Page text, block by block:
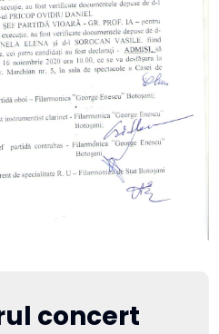
concert